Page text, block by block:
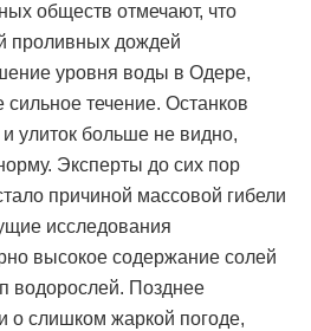
обществ отмечают, что
проливных дождей
уровня воды в Одере,
сильное течение. Останков
улиток больше не видно,
Эксперты до сих пор
причиной массовой гибели
исследования
высокое содержание солей
водорослей. Позднее
о слишком жаркой погоде,